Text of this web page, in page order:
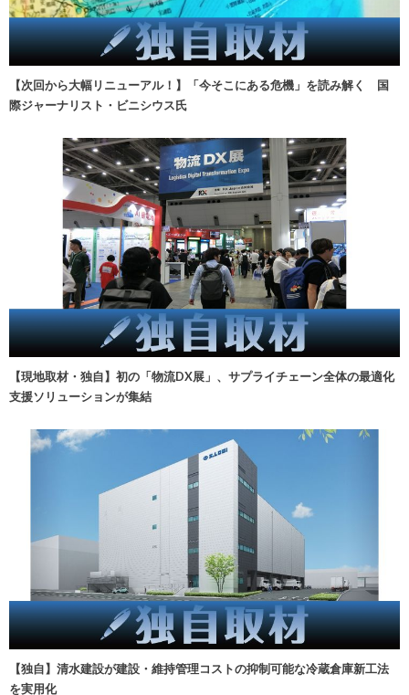
【次回から大幅リニューアル！】「今そこにある危機」を読み解く 国
際ジャーナリスト・ビニシウス氏
【現地取材・独自】初の「物流DX展」、サプライチェーン全体の最適化
支援ソリューションが集結
【独自】清水建設が建設・維持管理コストの抑制可能な冷蔵倉庫新工法
を実用化